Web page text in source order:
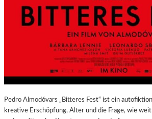
H
A
U
S
–
A
S
S
Pedro Almodóvars „Bitteres Fest“ ist ein
kreative Erschöpfung, Alter und die Frage, wie